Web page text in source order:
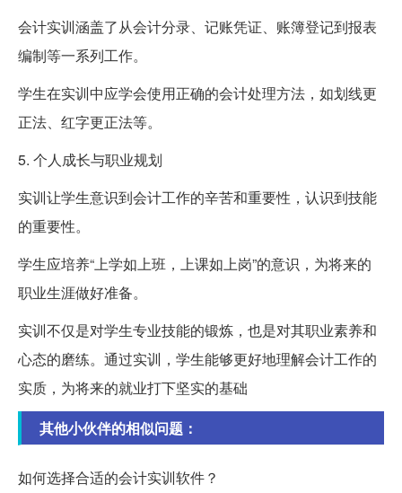
会计实训涵盖了从会计分录、记账凭证、账簿登记到报表
编制等一系列工作。
学生在实训中应学会使用正确的会计处理方法，如划线更
正法、红字更正法等。
5. 个人成长与职业规划
实训让学生意识到会计工作的辛苦和重要性，认识到技能
的重要性。
学生应培养“上学如上班，上课如上岗”的意识，为将来的
职业生涯做好准备。
实训不仅是对学生专业技能的锻炼，也是对其职业素养和
心态的磨练。通过实训，学生能够更好地理解会计工作的
实质，为将来的就业打下坚实的基础
其他小伙伴的相似问题：
如何选择合适的会计实训软件？